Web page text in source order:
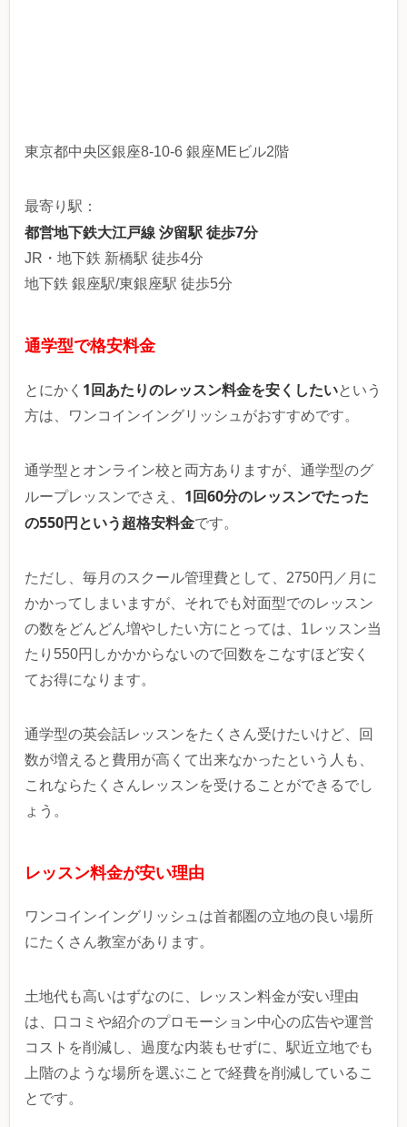
東京都中央区銀座8-10-6 銀座MEビル2階
最寄り駅：
都営地下鉄大江戸線 汐留駅 徒歩7分
JR・地下鉄 新橋駅 徒歩4分
地下鉄 銀座駅/東銀座駅 徒歩5分
通学型で格安料金
とにかく 1回あたりのレッスン料金を安くしたいという
方は、ワンコインイングリッシュがおすすめです。
通学型とオンライン校と両方ありますが、通学型のグ
ループレッスンでさえ、 1回60分のレッスンでたった
の550円という超格安料金です。
ただし、毎月のスクール管理費として、2750円／月に
かかってしまいますが、それでも対面型でのレッスン
の数をどんどん増やしたい方にとっては、1レッスン当
たり550円しかかからないので回数をこなすほど安く
てお得になります。
通学型の英会話レッスンをたくさん受けたいけど、回
数が増えると費用が高くて出来なかったという人も、
これならたくさんレッスンを受けることができるでし
ょう。
レッスン料金が安い理由
ワンコインイングリッシュは首都圏の立地の良い場所
にたくさん教室があります。
土地代も高いはずなのに、レッスン料金が安い理由
は、口コミや紹介のプロモーション中心の広告や運営
コストを削減し、過度な内装もせずに、駅近立地でも
上階のような場所を選ぶことで経費を削減しているこ
とです。